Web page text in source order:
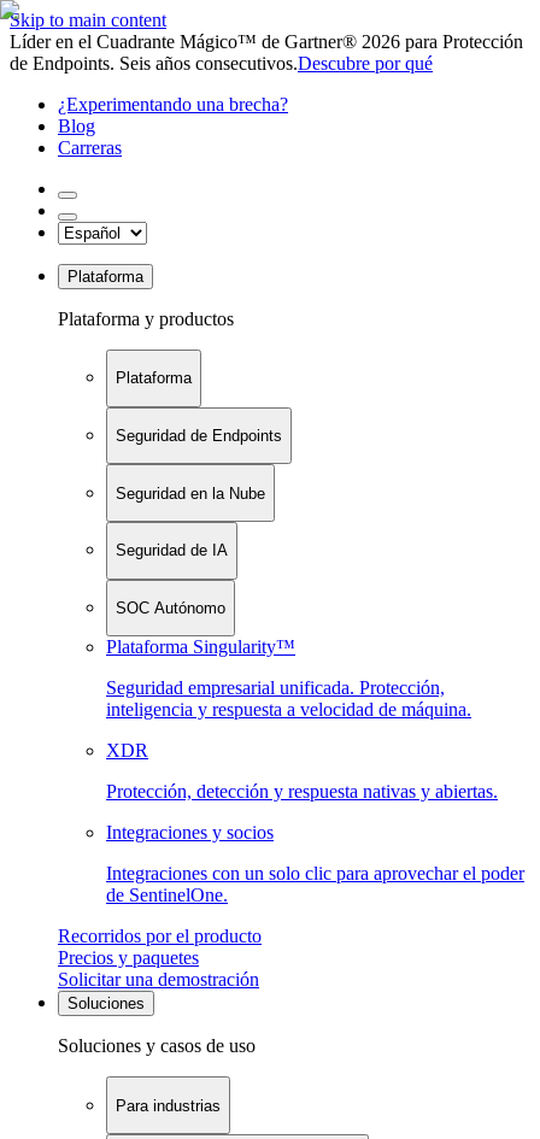
Skip to main content
Líder en el Cuadrante Mágico™ de Gartner® 2026 para Protección
de Endpoints. Seis años consecutivos.Descubre por qué
¿Experimentando una brecha?
Blog
Carreras
Plataforma
Plataforma y productos
Plataforma
Seguridad de Endpoints
Seguridad en la Nube
Seguridad de IA
SOC Autónomo
Plataforma Singularity™
Seguridad empresarial unificada. Protección,
inteligencia y respuesta a velocidad de máquina.
XDR
Protección, detección y respuesta nativas y abiertas.
Integraciones y socios
Integraciones con un solo clic para aprovechar el poder
de SentinelOne.
Recorridos por el producto
Precios y paquetes
Solicitar una demostración
Soluciones
Soluciones y casos de uso
Para industrias